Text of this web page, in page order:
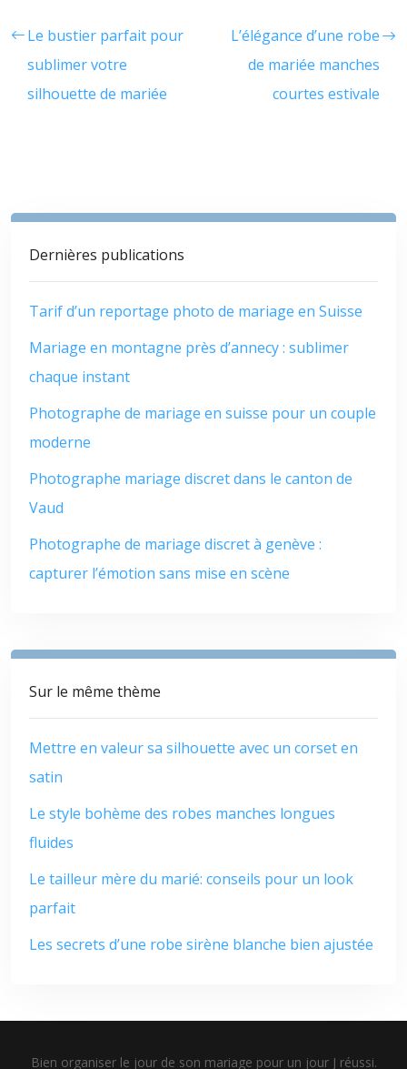
Le bustier parfait pour
sublimer votre
silhouette de mariée
L’élégance d’une robe
de mariée manches
courtes estivale
Dernières publications
Tarif d’un reportage photo de mariage en Suisse
Mariage en montagne près d’annecy : sublimer
chaque instant
Photographe de mariage en suisse pour un couple
moderne
Photographe mariage discret dans le canton de
Vaud
Photographe de mariage discret à genève :
capturer l’émotion sans mise en scène
Sur le même thème
Mettre en valeur sa silhouette avec un corset en
satin
Le style bohème des robes manches longues
fluides
Le tailleur mère du marié: conseils pour un look
parfait
Les secrets d’une robe sirène blanche bien ajustée
Bien organiser le jour de son mariage pour un jour J réussi.